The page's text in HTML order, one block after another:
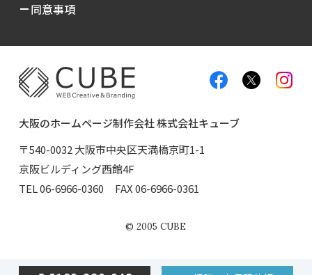
同意事項
大阪のホームページ制作会社 株式会社キューブ
〒540-0032 大阪市中央区天満橋京町1-1
京阪ビルディング西館4F
TEL06-6966-0360 FAX 06-6966-0361
©2005 CUBE